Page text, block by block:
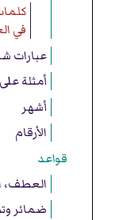
في
عبارات
أمثلة
أشهر
الأرقام
قواعد
العطف،
ضمائر